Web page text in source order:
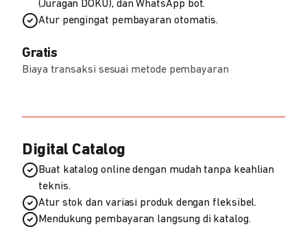
(Juragan DOKU), dan WhatsApp bot.
Atur pengingat pembayaran otomatis.
Gratis
Biaya transaksi sesuai metode pembayaran
Digital Catalog
Buat katalog online dengan mudah tanpa keahlian
teknis.
Atur stok dan variasi produk dengan fleksibel.
Mendukung pembayaran langsung di katalog.